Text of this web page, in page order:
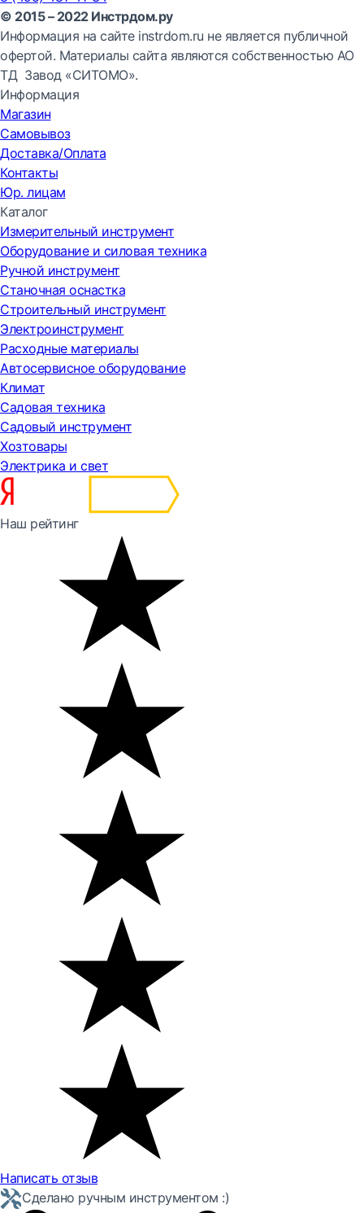
© 2015 – 2022 Инстрдом.ру
Информация на сайте instrdom.ru не является публичной
офертой. Материалы сайта являются собственностью АО
ТД Завод «СИТОМО».
Информация
Магазин
Самовывоз
Доставка/Оплата
Контакты
Юр. лицам
Каталог
Измерительный инструмент
Оборудование и силовая техника
Ручной инструмент
Станочная оснастка
Строительный инструмент
Электроинструмент
Расходные материалы
Автосервисное оборудование
Климат
Садовая техника
Садовый инструмент
Хозтовары
Электрика и свет
Наш рейтинг
Написать отзыв
Сделано ручным инструментом :)